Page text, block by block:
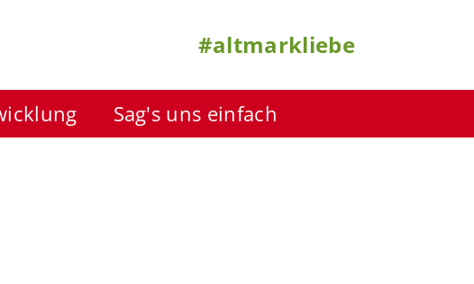
#altmarkliebe
Sag's uns einfach